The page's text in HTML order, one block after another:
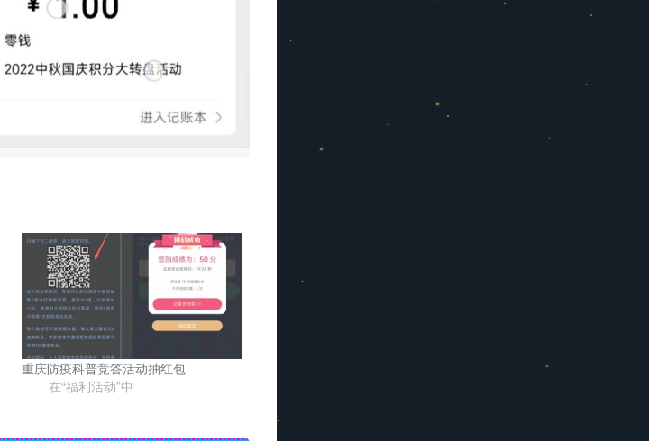
重庆防疫科普竞答活动抽红包
在“福利活动”中